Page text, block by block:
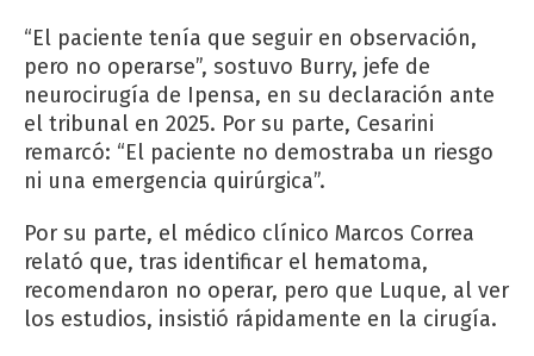
“El paciente tenía que seguir en observación,
pero no operarse”, sostuvo Burry, jefe de
neurocirugía de Ipensa, en su declaración ante
el tribunal en 2025. Por su parte, Cesarini
remarcó: “El paciente no demostraba un riesgo
ni una emergencia quirúrgica”.
Por su parte, el médico clínico Marcos Correa
relató que, tras identificar el hematoma,
recomendaron no operar, pero que Luque, al ver
los estudios, insistió rápidamente en la cirugía.